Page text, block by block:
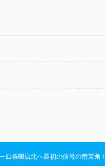
四条畷店北へ最初の信号の南東角 /